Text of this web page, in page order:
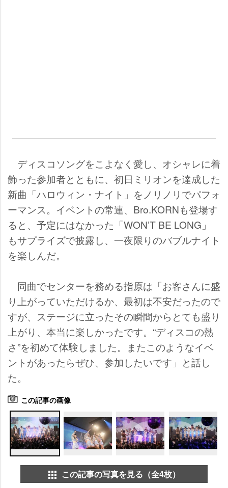
ディスコソングをこよなく愛し、オシャレに着
飾った参加者とともに、初日ミリオンを達成した
新曲「ハロウィン・ナイト」をノリノリでパフォ
ーマンス。イベントの常連、Bro.KORNも登場す
ると、予定にはなかった「WON’T BE LONG」
もサプライズで披露し、一夜限りのバブルナイト
を楽しんだ。
同曲でセンターを務める指原は「お客さんに盛
り上がっていただけるか、最初は不安だったので
すが、ステージに立ったその瞬間からとても盛り
上がり、本当に楽しかったです。“ディスコの熱
さ”を初めて体験しました。またこのようなイベ
ントがあったらぜひ、参加したいです」と話し
た。
この記事の画像
この記事の写真を見る（全4枚）